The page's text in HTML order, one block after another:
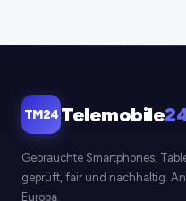
TM24 Telemobile
Gebrauchte Smartphones,
geprüft, fair und nachhaltig.
Europa.